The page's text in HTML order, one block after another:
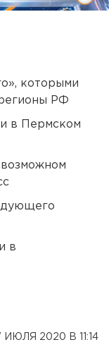
которыми
РФ
в Пермском
в
ИЮЛЯ 2020 В 11:14